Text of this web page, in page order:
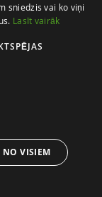
sniedzis vai ko viņi
Lasīt vairāk
NO VISIEM